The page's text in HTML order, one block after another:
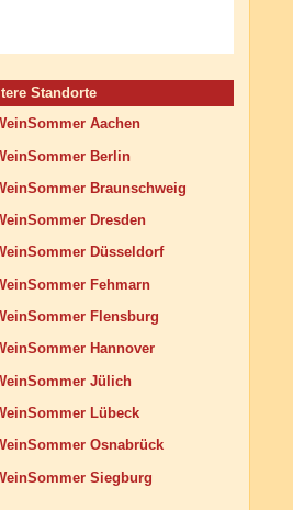
Standorte
Aachen
Berlin
Braunschweig
Dresden
Düsseldorf
Fehmarn
Flensburg
Hannover
Jülich
Lübeck
Osnabrück
Siegburg